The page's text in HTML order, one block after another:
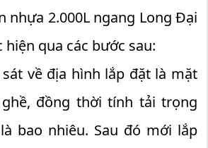
nhựa 2.000L ngang Long Đại
qua các bước sau:
về địa hình lắp đặt là mặt
đồng thời tính tải trọng
bao nhiêu. Sau đó mới lắp